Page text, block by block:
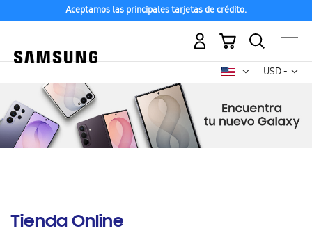
Aceptamos las principales tarjetas de crédito.
USD -
dólar
Mi carrito
Tienda Online